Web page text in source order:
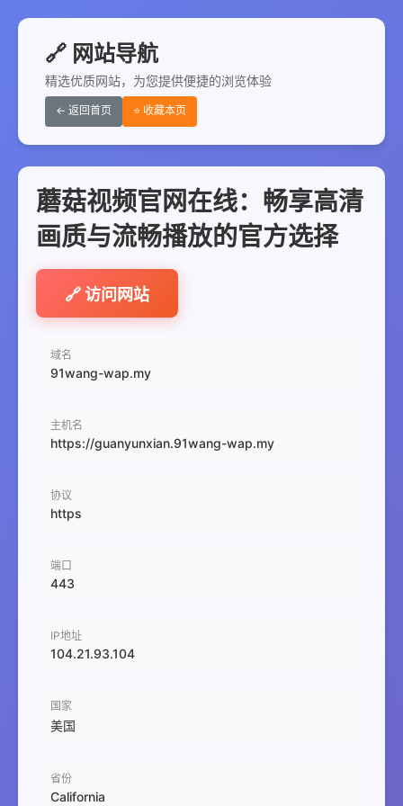
🔗 网站导航
精选优质网站，为您提供便捷的浏览体验
← 返回首页 ⭐ 收藏本页
蘑菇视频官网在线：畅享高清
画质与流畅播放的官方选择
🔗 访问网站
域名
91wang-wap.my
主机名
https://guanyunxian.91wang-wap.my
协议
https
端口
443
IP地址
104.21.93.104
国家
美国
省份
California